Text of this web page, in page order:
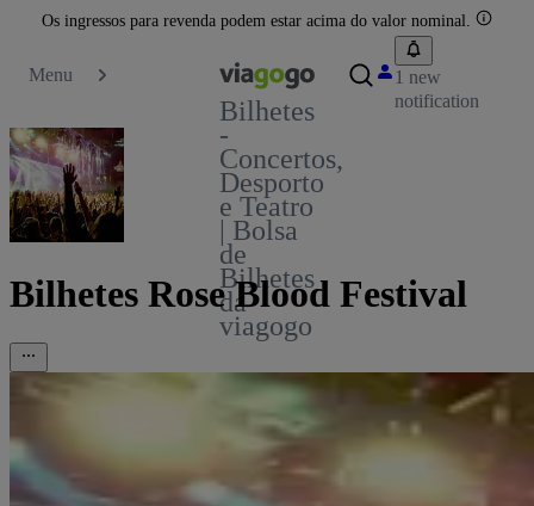
Os ingressos para revenda podem estar acima do valor nominal.
Menu
Bilhetes
-
Concertos,
Desporto
e Teatro
| Bolsa
de
Bilhetes
da
viagogo
1 new
notification
Bilhetes Rose Blood Festival